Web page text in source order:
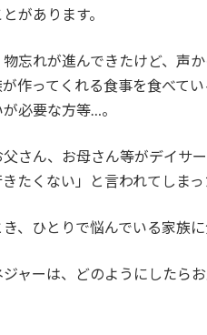
があります。
忘れが進んできたけど、声
が作ってくれる食事を食べて
必要な方等…。
父さん、お母さん等がデイサ
きたくない」と言われてしま
き、ひとりで悩んでいる家族
ジャーは、どのようにしたら